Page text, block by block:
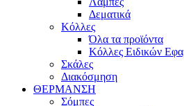
Δεματικά
Κόλλες
Όλα τα προϊόντα
Κόλλες Ειδικών
Σκάλες
Διακόσμηση
ΘΕΡΜΑΝΣΗ
Σόμπες